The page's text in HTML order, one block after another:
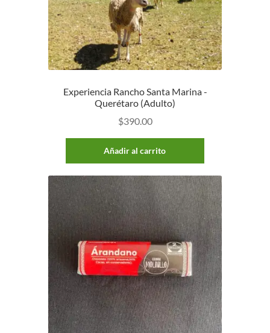
Experiencia Rancho Santa Marina -
Querétaro (Adulto)
$390.00
Añadir al carrito